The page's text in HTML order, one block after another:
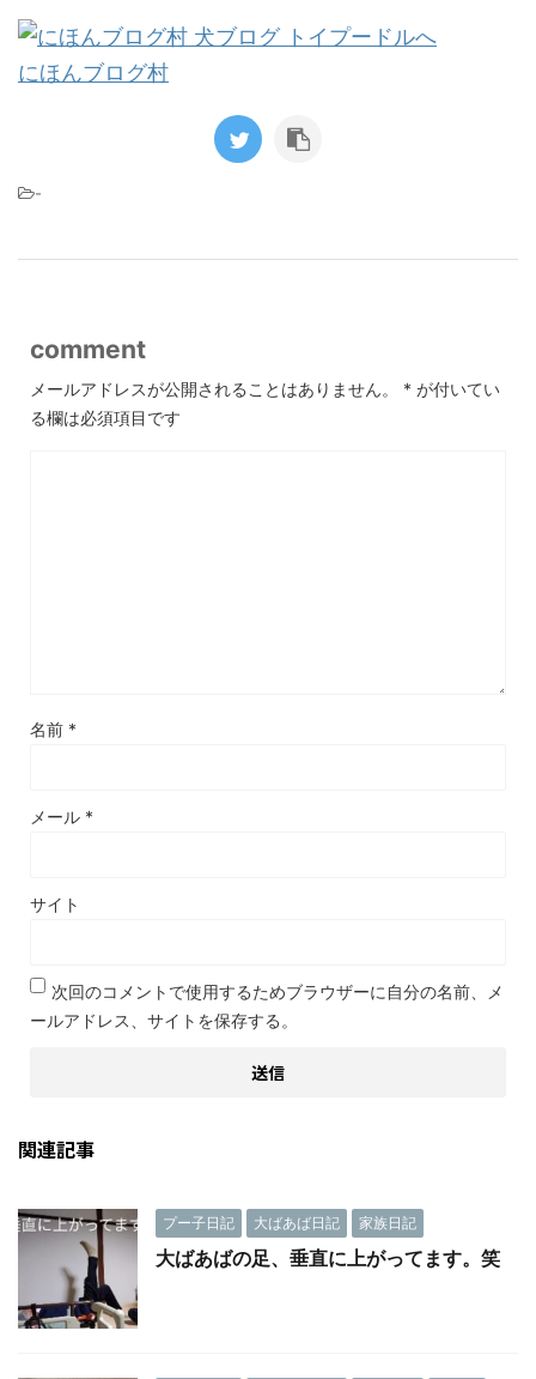
にほんブログ村
-
comment
メールアドレスが公開されることはありません。 * が付いてい
る欄は必須項目です
名前 *
メール *
サイト
次回のコメントで使用するためブラウザーに自分の名前、メ
ールアドレス、サイトを保存する。
関連記事
プー子日記 大ばあば日記 家族日記
大ばあばの足、垂直に上がってます。笑